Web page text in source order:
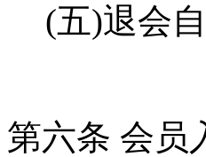
(五)退会自
第六条 会员